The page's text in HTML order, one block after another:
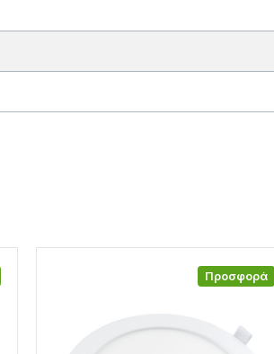
Προσφορά